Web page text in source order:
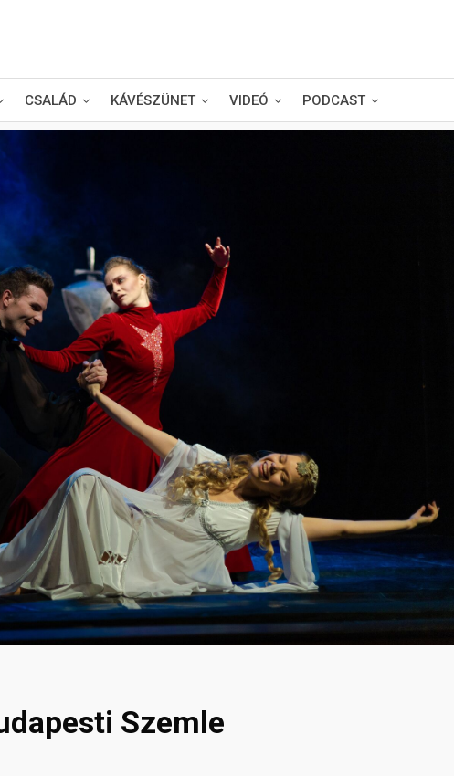
CSALÁD KÁVÉSZÜNET VIDEÓ PODCAST
Szemle